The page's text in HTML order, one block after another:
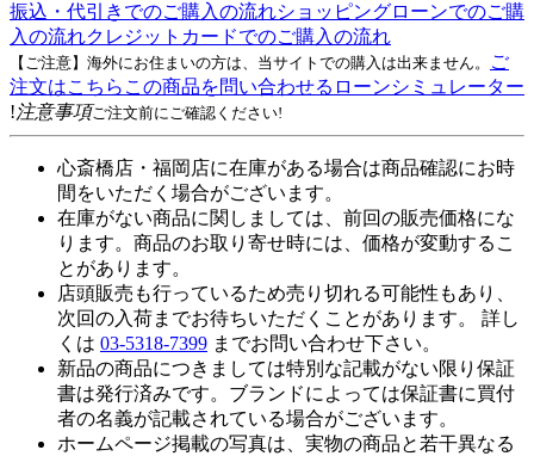
振込・代引きでのご購入の流れショッピングローンでのご購
入の流れクレジットカードでのご購入の流れ
【ご注意】海外にお住まいの方は、当サイトでの購入は出来ません。
ご
注文はこちら この商品を問い合わせる ローンシミュレーター
!注意事項ご注文前にご確認ください!
心斎橋店・福岡店に在庫がある場合は商品確認にお時
間をいただく場合がございます。
在庫がない商品に関しましては、前回の販売価格にな
ります。商品のお取り寄せ時には、価格が変動するこ
とがあります。
店頭販売も行っているため売り切れる可能性もあり、
次回の入荷までお待ちいただくことがあります。 詳し
くは 03-5318-7399 までお問い合わせ下さい。
新品の商品につきましては特別な記載がない限り保証
書は発行済みです。ブランドによっては保証書に買付
者の名義が記載されている場合がございます。
ホームページ掲載の写真は、実物の商品と若干異なる